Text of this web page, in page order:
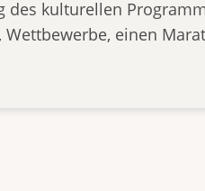
kulturellen
Wettbewerbe, einen